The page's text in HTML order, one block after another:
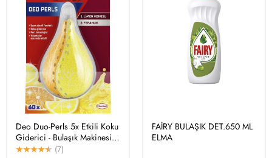
Deo Duo-Perls 5x Etkili Koku
Giderici - Bulaşık Makinesi
İçin Ferahlatıcı
(7)
FAİRY BULAŞIK DET.650 ML
ELMA